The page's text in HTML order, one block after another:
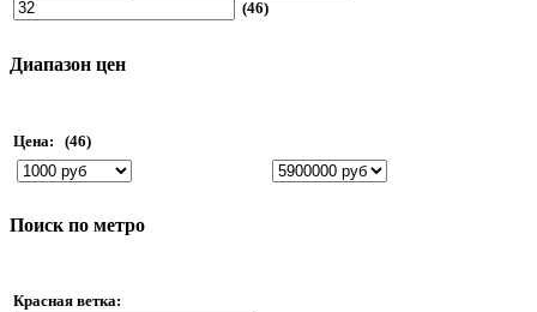
(46)
Диапазон цен
Цена: (46)
Поиск по метро
Красная ветка: